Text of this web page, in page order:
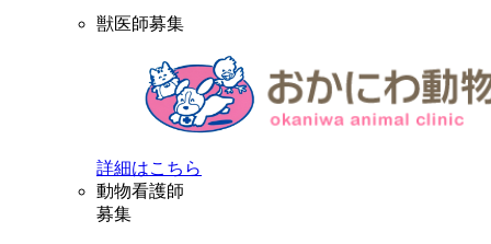
獣医師募集
詳細はこちら
動物看護師
募集